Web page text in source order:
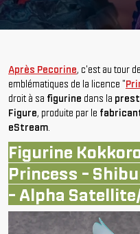
Après Pecorine, c'est au tour de
emblématiques de la licence "
droit à sa figurine dans la
Figure, produite par le
eStream.
Figurine
Princess -
- Alpha